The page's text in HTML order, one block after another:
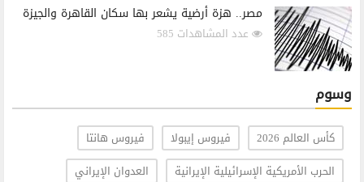
مصر.. هزة أرضية يشعر بها سكان القاهرة والجيزة
عدد المشاهدات 585
وسوم
كأس العالم 2026 فيروس إيبولا
فيروس هانتا
الحرب الأمريكية الإسرائيلية الإيرانية
العدوان الإيراني